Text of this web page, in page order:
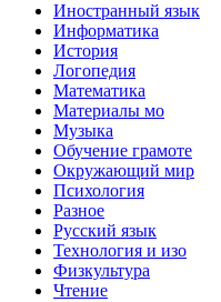
Иностранный язык
Информатика
История
Логопедия
Математика
Материалы мо
Музыка
Обучение грамоте
Окружающий мир
Психология
Разное
Русский язык
Технология и изо
Физкультура
Чтение